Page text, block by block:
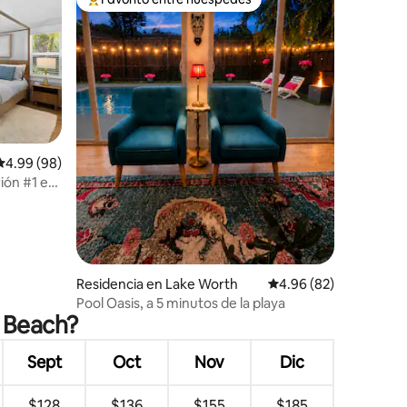
promedio: 4.99 de 5; 98 evaluaciones
4.99 (98)
#1 en
De los mejores en Favorito entre huéspedes
Residencia en Lake Worth Calificación
4.96 (82)
Pool Oasis, a 5 minutos de la playa
Sept Oct Nov Dic